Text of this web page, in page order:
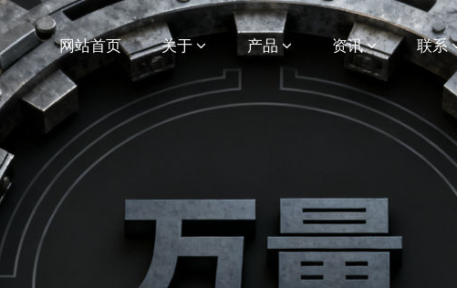
网站首页 关于 产品 资讯 联系